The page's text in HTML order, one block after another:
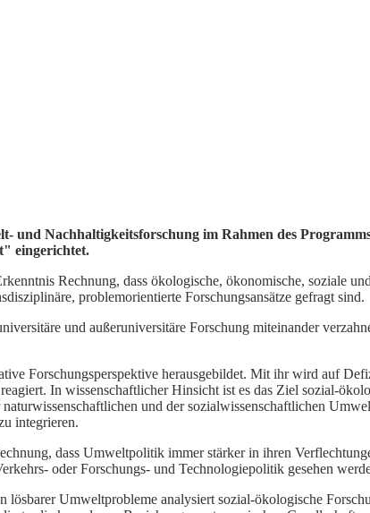
Nachhaltigkeitsforschung im Rahmen des
eingerichtet.
Rechnung, dass ökologische, ökonomische, soziale
problemorientierte Forschungsansätze gefragt sind.
und außeruniversitäre Forschung miteinander
Forschungsperspektive herausgebildet. Mit ihr wird auf
In wissenschaftlicher Hinsicht ist es das Ziel sozial-
und der sozialwissenschaftlichen
integrieren.
dass Umweltpolitik immer stärker in ihren
oder Forschungs- und Technologiepolitik gesehen
Umweltprobleme analysiert sozial-ökologische